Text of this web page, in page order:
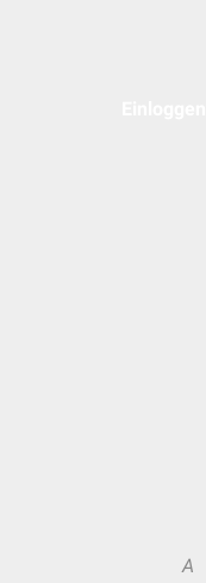
A